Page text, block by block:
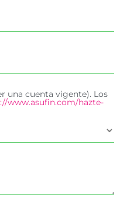
una cuenta vigente). Los
www.asufin.com/hazte-